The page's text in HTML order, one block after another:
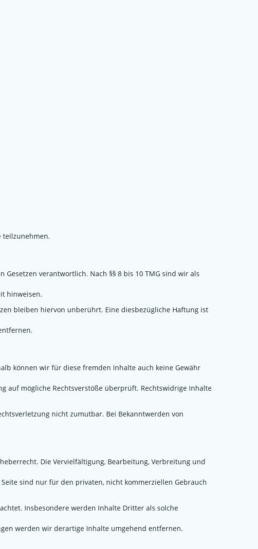
teilzunehmen.
verantwortlich. Nach §§ 8 bis 10 TMG sind wir als
hinweisen.
bleiben hiervon unberührt. Eine diesbezügliche Haftung ist
können wir für diese fremden Inhalte auch keine Gewähr
auf mögliche Rechtsverstöße überprüft. Rechtswidrige Inhalte
nicht zumutbar. Bei Bekanntwerden von
Die Vervielfältigung, Bearbeitung, Verbreitung und
sind nur für den privaten, nicht kommerziellen Gebrauch
Insbesondere werden Inhalte Dritter als solche
werden wir derartige Inhalte umgehend entfernen.